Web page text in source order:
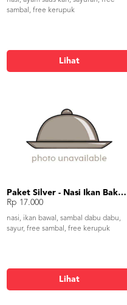
sambal, free kerupuk
Lihat
Paket Silver - Nasi Ikan Bakar Kecap/Dabu
Rp 17.000
nasi, ikan bawal, sambal dabu dabu,
sayur, free sambal, free kerupuk
Lihat